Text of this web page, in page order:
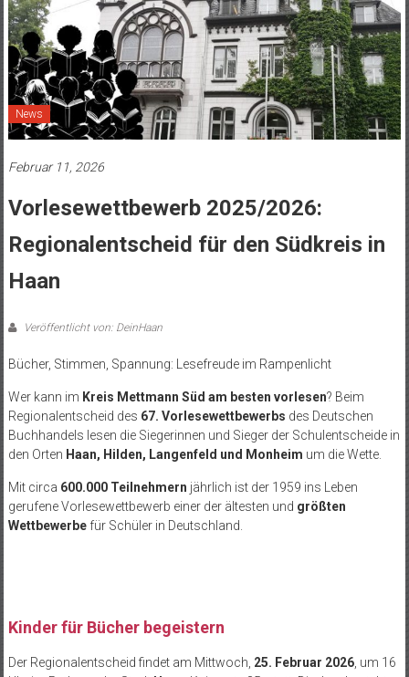
News
Februar 11, 2026
Vorlesewettbewerb 2025/2026:
Regionalentscheid für den Südkreis in
Haan
Veröffentlicht von: DeinHaan
Bücher, Stimmen, Spannung: Lesefreude im Rampenlicht
Wer kann im Kreis Mettmann Süd am besten vorlesen? Beim
Regionalentscheid des 67. Vorlesewettbewerbs des Deutschen
Buchhandels lesen die Siegerinnen und Sieger der Schulentscheide in
den Orten Haan, Hilden, Langenfeld und Monheim um die Wette.
Mit circa 600.000 Teilnehmern jährlich ist der 1959 ins Leben
gerufene Vorlesewettbewerb einer der ältesten und größten
Wettbewerbefür Schüler in Deutschland.
Kinder für Bücher begeistern
Der Regionalentscheid findet am Mittwoch, 25. Februar 2026, um 16